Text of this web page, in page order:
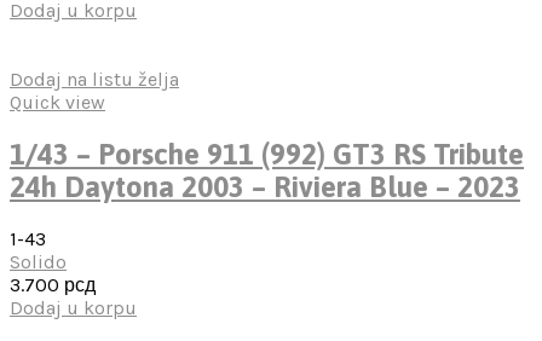
Dodaj u korpu
Dodaj na listu želja
Quick view
1/43 – Porsche 911 (992) GT3 RS Tribute
24h Daytona 2003 – Riviera Blue – 2023
1-43
Solido
3.700 рсд
Dodaj u korpu